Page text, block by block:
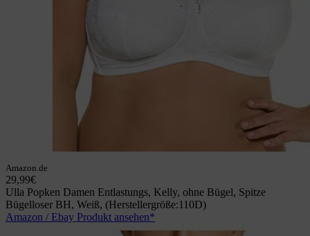
Amazon.de
29,99€
Ulla Popken Damen Entlastungs, Kelly, ohne Bügel, Spitze
Bügelloser BH, Weiß, (Herstellergröße:110D)
Amazon / Ebay Produkt ansehen*